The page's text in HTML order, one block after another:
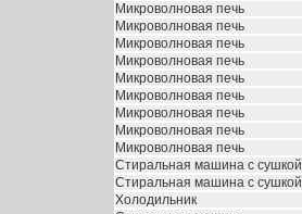
Микроволновая печь
Микроволновая печь
Микроволновая печь
Микроволновая печь
Микроволновая печь
Микроволновая печь
Микроволновая печь
Микроволновая печь
Микроволновая печь
Стиральная машина с сушкой
Стиральная машина с сушкой
Холодильник